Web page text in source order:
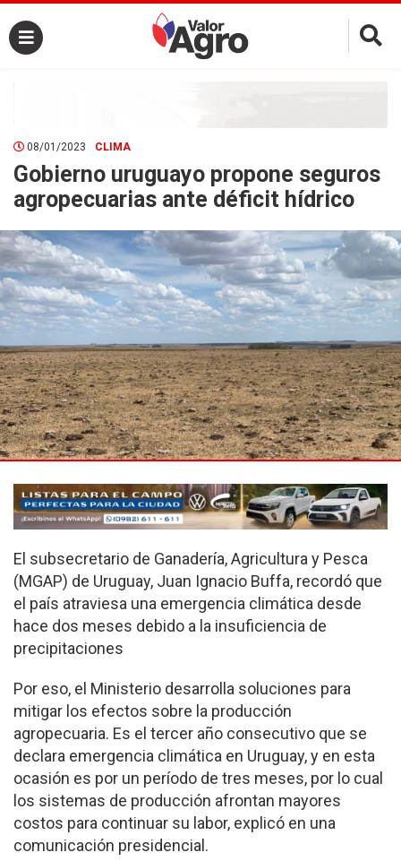
×
08/01/2023 CLIMA
Gobierno uruguayo propone seguros
agropecuarias ante déficit hídrico
El subsecretario de Ganadería, Agricultura y Pesca
(MGAP) de Uruguay, Juan Ignacio Buffa, recordó que
el país atraviesa una emergencia climática desde
hace dos meses debido a la insuficiencia de
precipitaciones
Por eso, el Ministerio desarrolla soluciones para
mitigar los efectos sobre la producción
agropecuaria. Es el tercer año consecutivo que se
declara emergencia climática en Uruguay, y en esta
ocasión es por un período de tres meses, por lo cual
los sistemas de producción afrontan mayores
costos para continuar su labor, explicó en una
comunicación presidencial.